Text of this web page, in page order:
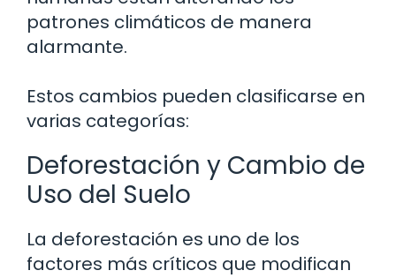
patrones climáticos de manera
alarmante.
Estos cambios pueden clasificarse en
varias categorías:
Deforestación y Cambio de
Uso del Suelo
La deforestación es uno de los
factores más críticos que modifican